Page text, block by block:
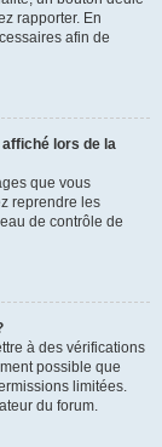
rapporter. En
afin de
lors de la
que vous
reprendre les
de contrôle de
à des vérifications
possible que
limitées.
du forum.